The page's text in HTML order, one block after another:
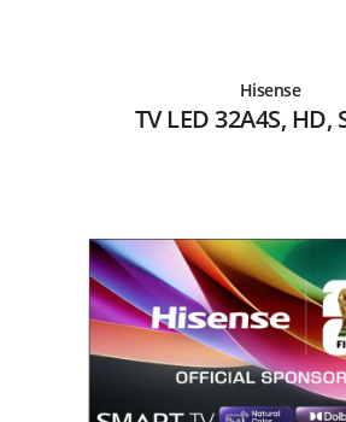
Hisense
TV LED 32A4S,